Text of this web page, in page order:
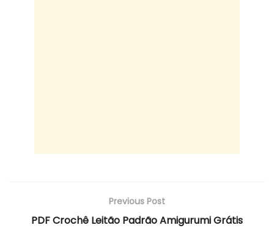
Previous Post
PDF Crochê Leitão Padrão Amigurumi Grátis